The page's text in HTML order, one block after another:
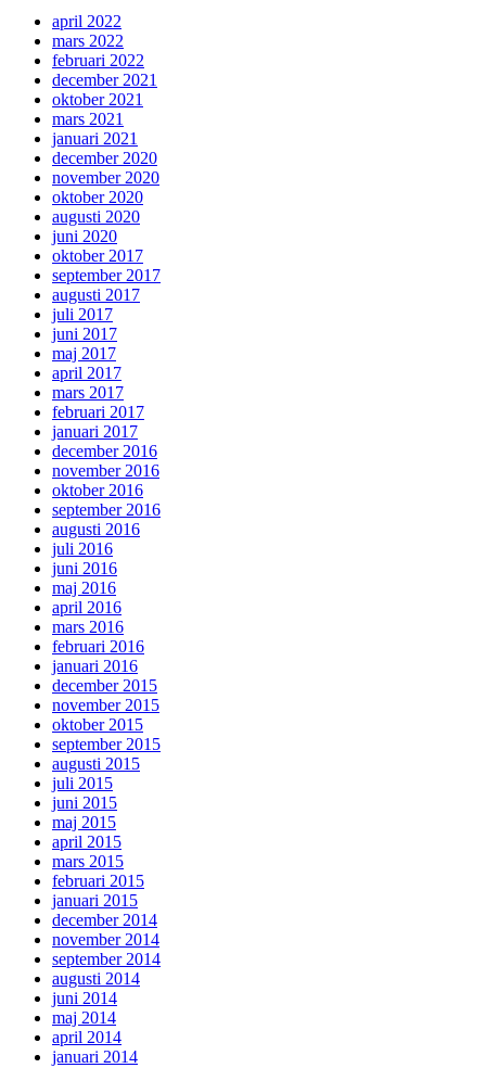
april 2022
mars 2022
februari 2022
december 2021
oktober 2021
mars 2021
januari 2021
december 2020
november 2020
oktober 2020
augusti 2020
juni 2020
oktober 2017
september 2017
augusti 2017
juli 2017
juni 2017
maj 2017
april 2017
mars 2017
februari 2017
januari 2017
december 2016
november 2016
oktober 2016
september 2016
augusti 2016
juli 2016
juni 2016
maj 2016
april 2016
mars 2016
februari 2016
januari 2016
december 2015
november 2015
oktober 2015
september 2015
augusti 2015
juli 2015
juni 2015
maj 2015
april 2015
mars 2015
februari 2015
januari 2015
december 2014
november 2014
september 2014
augusti 2014
juni 2014
maj 2014
april 2014
januari 2014